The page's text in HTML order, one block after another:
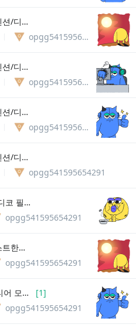
😄😄 잼바람나락 하실뷴 텐션/디코 필슈 😄😄 라스트 한자리
opgg541595654291
😄😄 칼바람나락 하실뷴 텐션/디코 필슈 😄😄
opgg541595654291
😄😄 칼바람나락 하실뷴 텐션/디코 필슈 😄😄
opgg541595654291
😄😄 칼바람나락 하실뷴 텐션/디코 필슈 😄😄
opgg541595654291
😄😄 우르프 하실뷴 텐션/디코 필슈 😄😄
opgg541595654291
😄😄 우르프 격전하실 라스트한분 구합니다 😄😄
opgg541595654291
우르프 격전하실분!!! 1~2티어 모십니당 지금부터 연습도 같이할꺼예요! [1]
opgg541595654291